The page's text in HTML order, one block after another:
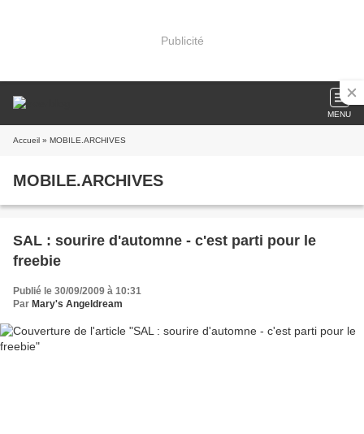
Publicité
MENU
Accueil » MOBILE.ARCHIVES
MOBILE.ARCHIVES
SAL : sourire d'automne - c'est parti pour le
freebie
Publié le 30/09/2009 à 10:31
Par Mary's Angeldream